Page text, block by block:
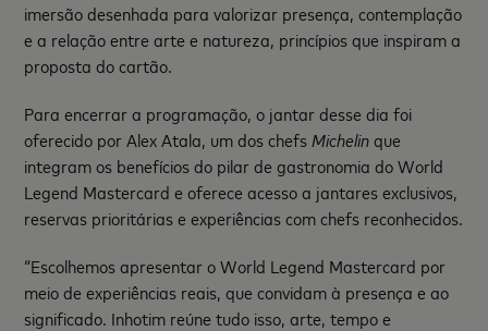
imersão desenhada para valorizar presença, contemplação
e a relação entre arte e natureza, princípios que inspiram a
proposta do cartão.
Para encerrar a programação, o jantar desse dia foi
oferecido por Alex Atala, um dos chefs Michelinque
integram os benefícios do pilar de gastronomia do World
Legend Mastercard e oferece acesso a jantares exclusivos,
reservas prioritárias e experiências com chefs reconhecidos.
“Escolhemos apresentar o World Legend Mastercard por
meio de experiências reais, que convidam à presença e ao
significado. Inhotim reúne tudo isso, arte, tempo e